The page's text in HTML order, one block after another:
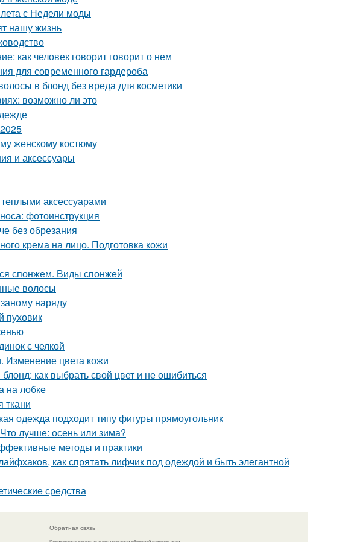
с Недели моды
нашу жизнь
как человек говорит говорит о нем
для современного гардероба
в блонд без вреда для косметики
возможно ли это
женскому костюму
и аксессуары
теплыми аксессуарами
фотоинструкция
без обрезания
крема на лицо. Подготовка кожи
спонжем. Виды спонжей
волосы
наряду
пуховик
с челкой
Изменение цвета кожи
как выбрать свой цвет и не ошибиться
на лобке
ткани
одежда подходит типу фигуры прямоугольник
лучше: осень или зима?
методы и практики
как спрятать лифчик под одеждой и быть элегантной
средства
Обратная связь